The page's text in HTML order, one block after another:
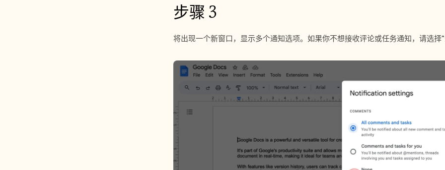
步骤 3
将出现一个新窗口，显示多个通知选项。如果你不想接收评论或任务通知，请选择